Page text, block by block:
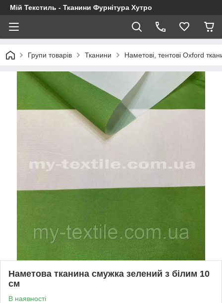
Мій Текстиль - Тканини Фурнітура Хутро
Групи товарів Тканини Наметові, тентові Oxford
Наметова тканина смужка зелений з білим 10
см
В наявності